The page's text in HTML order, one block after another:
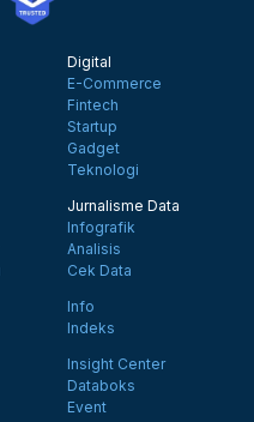
Digital
E-Commerce
Fintech
Startup
Gadget
Teknologi
Jurnalisme Data
Infografik
Analisis
Cek Data
Info
Indeks
Insight Center
Databoks
Event